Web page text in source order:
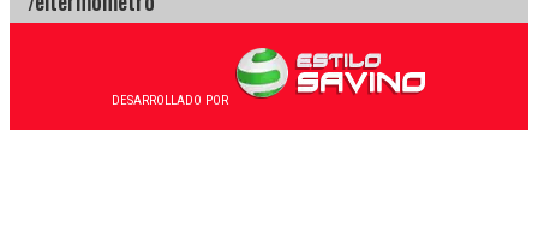
DESARROLLADO POR